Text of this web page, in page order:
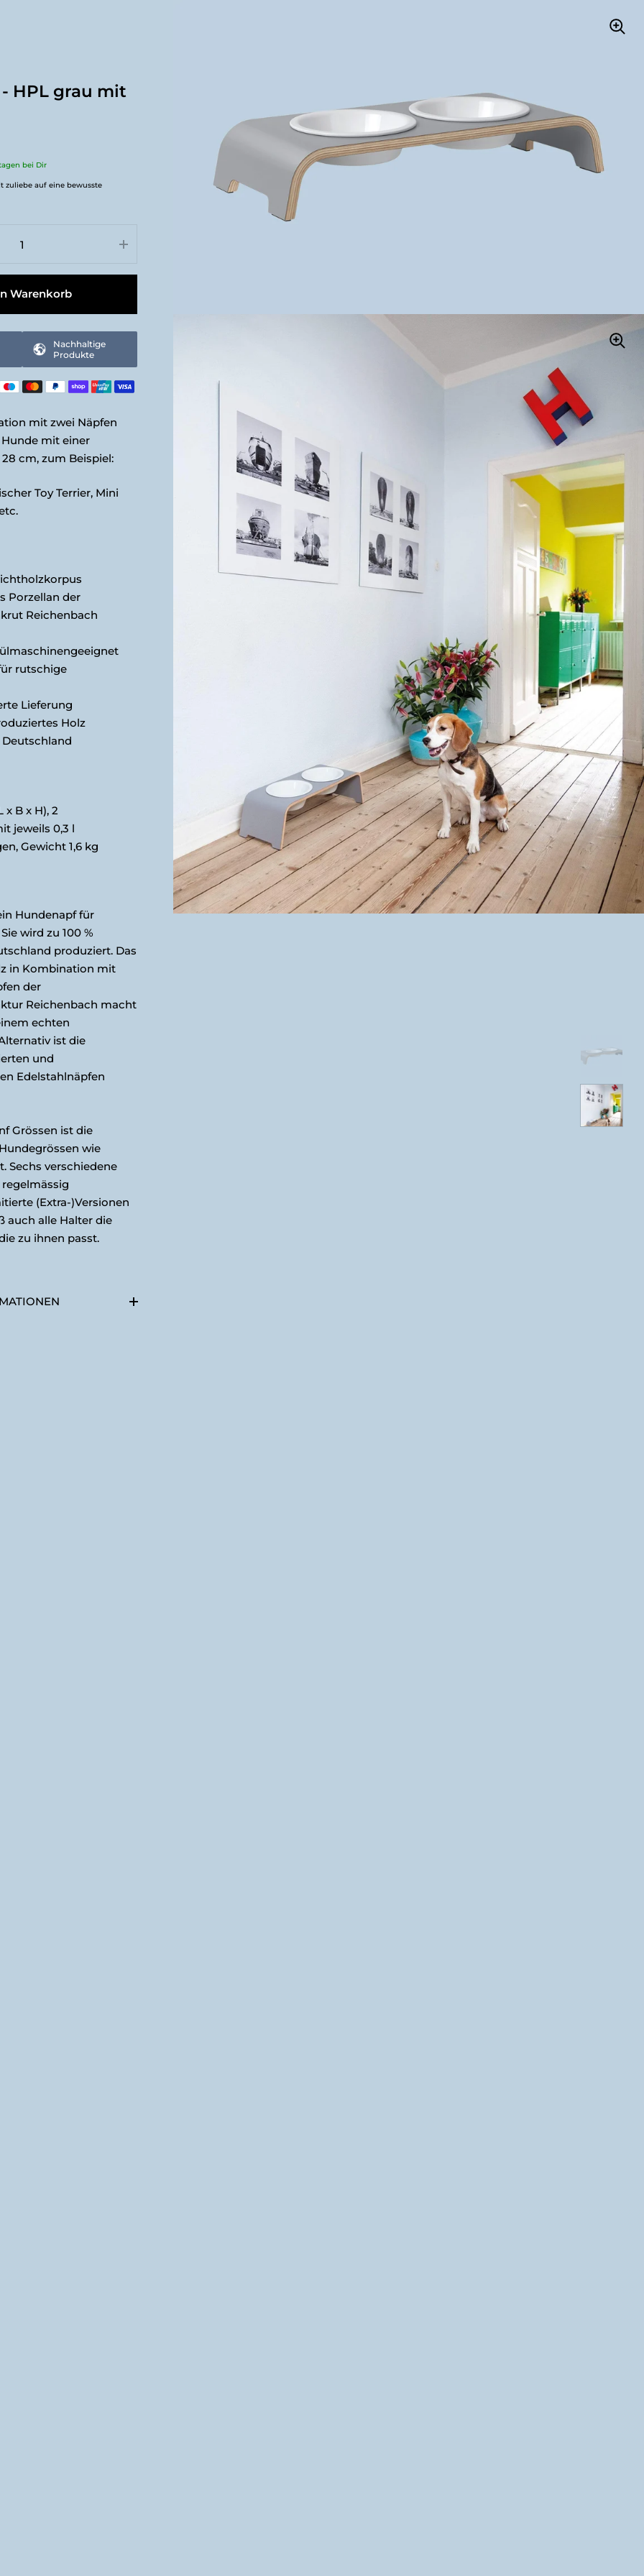
HPL grau mit
bei Dir
zuliebe auf eine bewusste
Warenkorb
Nachhaltige
Produkte
mit zwei Näpfen
mit einer
cm, zum Beispiel:
Toy Terrier, Mini
Porzellan der
Reichenbach
rutschige
Lieferung
Holz
x B x H), 2
jeweils 0,3 l
Gewicht 1,6 kg
Hundenapf für
wird zu 100 %
produziert. Das
in Kombination mit
der
Reichenbach macht
echten
ist die
und
Edelstahlnäpfen
Grössen ist die
wie
Sechs verschiedene
(Extra-)Versionen
auch alle Halter die
zu ihnen passt.